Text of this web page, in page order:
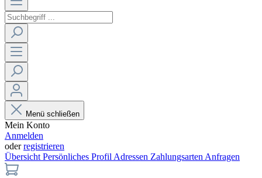
Menü schließen
Mein Konto
Anmelden
oderregistrieren
Übersicht Persönliches Profil Adressen Zahlungsarten Anfragen